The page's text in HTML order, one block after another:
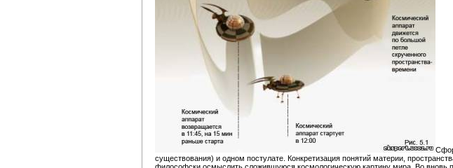
существования) и одном постулате. Конкретизация понятий материи,